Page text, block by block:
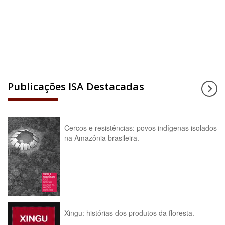
Publicações ISA Destacadas
Cercos e resistências: povos indígenas isolados
na Amazônia brasileira.
Xingu: histórias dos produtos da floresta.